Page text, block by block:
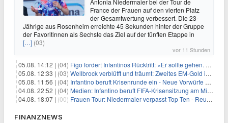
France der Frauen auf den vierten Platz
der Gesamtwertung verbessert. Die 23-
Jährige aus Rosenheim erreichte 45 Sekunden hinter der Gruppe
der Favoritinnen als Sechste das Ziel auf der fünften Etappe in
[…] (03)
vor 11 Stunden
05.08. 14:12 | (04) Figo fordert Infantinos Rücktritt: «Er sollte gehen. Jetzt»
05.08. 12:33 | (03) Wellbrock verblüfft und träumt: Zweites EM-Gold in Paris
05.08. 11:56 | (04) Infantino beruft Krisenrunde ein - Neue Vorwürfe gegen FIFA
04.08. 22:52 | (04) Medien: Infantino beruft FIFA-Krisensitzung am Mittwoch ein
04.08. 18:07 | (00) Frauen-Tour: Niedermaier verpasst Top Ten - Reusser siegt
FINANZNEWS